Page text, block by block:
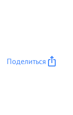
Поделиться